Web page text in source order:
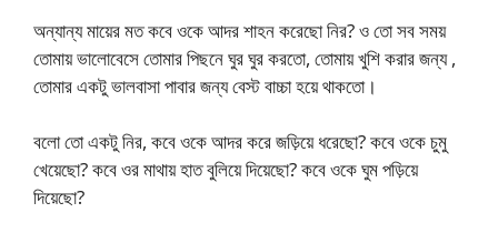
অন্যান্য মায়ের মত কবে ওকে আদর শাহন করেছো নির? ও তো সব সময়
তোমায় ভালোবেসে তোমার পিছনে ঘুর ঘুর করতো, তোমায় খুশি করার জন্য ,
তোমার একটু ভালবাসা পাবার জন্য বেস্ট বাচ্চা হয়ে থাকতো।
বলো তো একটু নির, কবে ওকে আদর করে জড়িয়ে ধরেছো? কবে ওকে চুমু
খেয়েছো? কবে ওর মাথায় হাত বুলিয়ে দিয়েছো? কবে ওকে ঘুম পড়িয়ে
দিয়েছো?